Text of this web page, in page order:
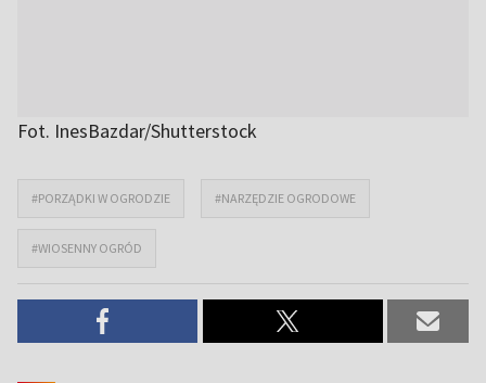
Fot. InesBazdar/Shutterstock
#PORZĄDKI W OGRODZIE #NARZĘDZIE OGRODOWE
#WIOSENNY OGRÓD